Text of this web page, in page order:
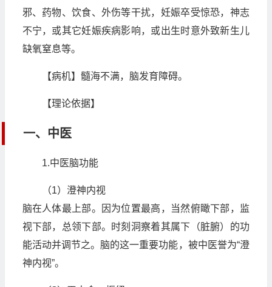
邪、药物、饮食、外伤等干扰，妊娠卒受惊恐，神志
不宁，或其它妊娠疾病影响，或出生时意外致新生儿
缺氧窒息等。
【病机】髓海不满，脑发育障碍。
【理论依据】
一、中医
1.中医脑功能
（1）澄神内视
脑在人体最上部。因为位置最高，当然俯瞰下部，监
视下部，总领下部。时刻洞察着其属下（脏腑）的功
能活动并调节之。脑的这一重要功能，被中医誉为“澄
神内视”。